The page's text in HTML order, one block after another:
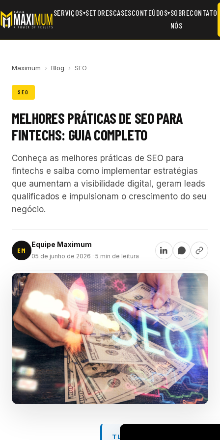
SERVIÇOS▾SETORESCASESCONTEÚDOS▾SOBRE
NÓS
CONTATO
Maximum › Blog › SEO
SEO
MELHORES PRÁTICAS DE SEO PARA
FINTECHS: GUIA COMPLETO
Conheça as melhores práticas de SEO para
fintechs e saiba como implementar estratégias
que aumentam a visibilidade digital, geram leads
qualificados e impulsionam o crescimento do seu
negócio.
EM
Equipe Maximum
05 de junho de 2026 · 5 min de leitura
TL;DR